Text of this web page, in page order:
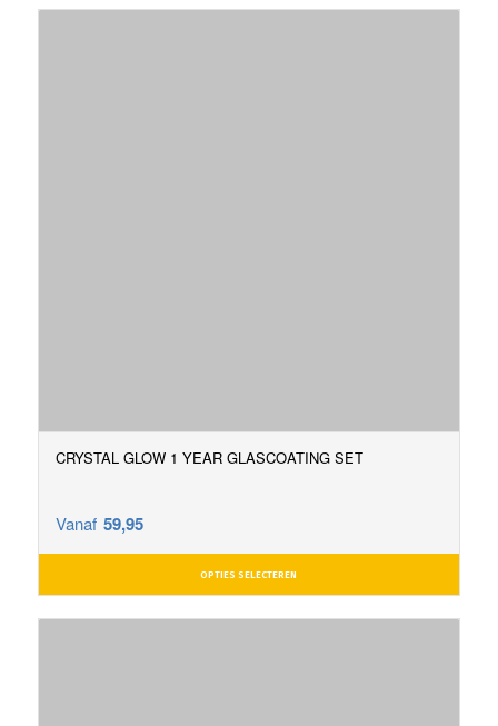
CRYSTAL GLOW 1 YEAR GLASCOATING SET
Vanaf 59,95
OPTIES SELECTEREN